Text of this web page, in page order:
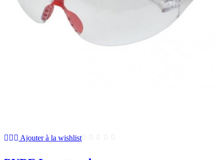
Ajouter à la wishlist